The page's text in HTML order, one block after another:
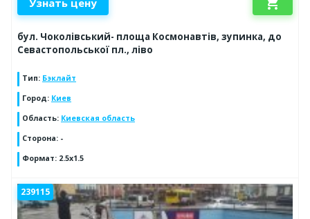
Узнать цену
бул. Чоколівський- площа Космонавтів, зупинка, до
Севастопольської пл., ліво
Тип: Бэклайт
Город: Киев
Область: Киевская область
Сторона: -
Формат: 2.5x1.5
239115